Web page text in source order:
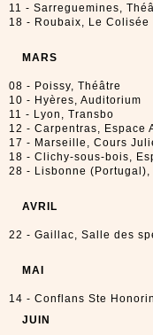
11 - Sarreguemines,
18 - Roubaix, Le Colisée
MARS
08 - Poissy, Théâtre
10 - Hyères, Auditorium
11 - Lyon, Transbo
12 - Carpentras, Espace
17 - Marseille, Cours
18 - Clichy-sous-bois,
28 - Lisbonne
AVRIL
22 - Gaillac, Salle des
MAI
14 - Conflans Ste
JUIN